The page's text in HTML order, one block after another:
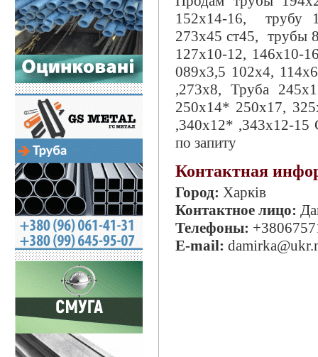
152х14-16, трубу
273х45 ст45, трубы
127х10-12, 146х10-
089х3,5 102х4,
,273х8, Труба
250х14* 250х17,
,340х12* ,343х12-15
по запиту
Контактная
Город: Харків
Контактное лицо:
Телефоны:
E-mail: